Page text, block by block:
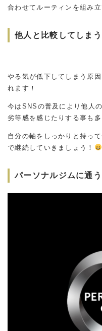
合わせてルーティンを組み立
他人と比較してしまう
やる気が低下してしまう原
れます！
今はSNSの普及により他人
劣等感を感じたりする事も多
自分の軸をしっかりと持っ
で継続していきましょう！
パーソナルジムに通う